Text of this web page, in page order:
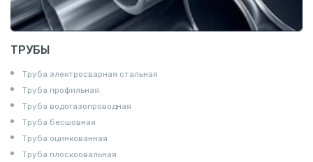
ТРУБЫ
Труба электросварная стальная
Труба профильная
Труба водогазопроводная
Труба бесшовная
Труба оцинкованная
Труба плоскоовальная